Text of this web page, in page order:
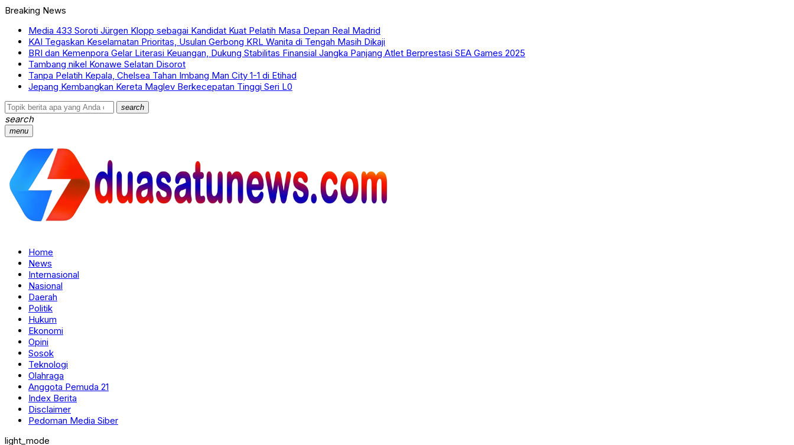
Breaking News
Media 433 Soroti Jürgen Klopp sebagai Kandidat Kuat Pelatih Masa Depan Real Madrid
KAI Tegaskan Keselamatan Prioritas, Usulan Gerbong KRL Wanita di Tengah Masih Dikaji
BRI dan Kemenpora Gelar Literasi Keuangan, Dukung Stabilitas Finansial Jangka Panjang Atlet Berprestasi SEA Games 2025
Tambang nikel Konawe Selatan Disorot
Tanpa Pelatih Kepala, Chelsea Tahan Imbang Man City 1-1 di Etihad
Jepang Kembangkan Kereta Maglev Berkecepatan Tinggi Seri L0
search
search
menu
Home
News
Internasional
Nasional
Daerah
Politik
Hukum
Ekonomi
Opini
Sosok
Teknologi
Olahraga
Anggota Pemuda 21
Index Berita
Disclaimer
Pedoman Media Siber
light_mode